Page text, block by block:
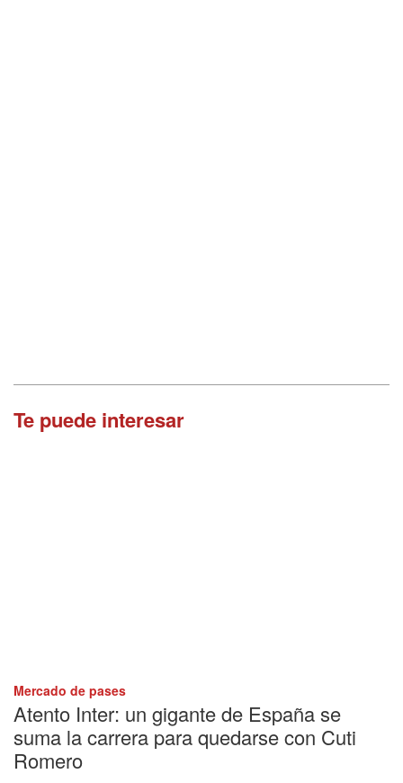
Te puede interesar
Mercado de pases
Atento Inter: un gigante de España se
suma la carrera para quedarse con Cuti
Romero